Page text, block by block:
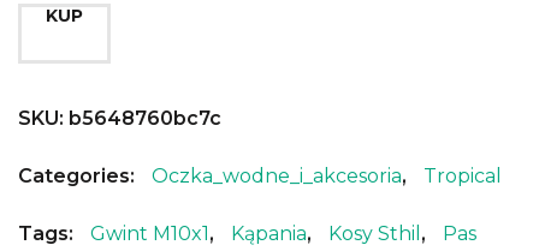
KUP
SKU: b5648760bc7c
Categories: Oczka_wodne_i_akcesoria, Tropical
Tags: Gwint M10x1 , Kąpania, Kosy Sthil ,
Pas